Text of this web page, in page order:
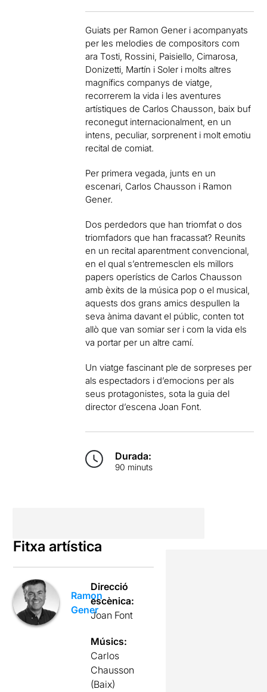
Guiats per Ramon Gener i acompanyats
per les melodies de compositors com
ara Tosti, Rossini, Paisiello, Cimarosa,
Donizetti, Martín i Soler i molts altres
magnífics companys de viatge,
recorrerem la vida i les aventures
artístiques de Carlos Chausson, baix buf
reconegut internacionalment, en un
intens, peculiar, sorprenent i molt emotiu
recital de comiat.
Per primera vegada, junts en un
escenari, Carlos Chausson i Ramon
Gener.
Dos perdedors que han triomfat o dos
triomfadors que han fracassat? Reunits
en un recital aparentment convencional,
en el qual s’entremesclen els millors
papers operístics de Carlos Chausson
amb èxits de la música pop o el musical,
aquests dos grans amics despullen la
seva ànima davant el públic, conten tot
allò que van somiar ser i com la vida els
va portar per un altre camí.
Un viatge fascinant ple de sorpreses per
als espectadors i d’emocions per als
seus protagonistes, sota la guia del
director d’escena Joan Font.
Durada:
90 minuts
Fitxa artística
Ramon
Gener
Direcció
escènica:
Joan Font
Músics:
Carlos
Chausson
(Baix)